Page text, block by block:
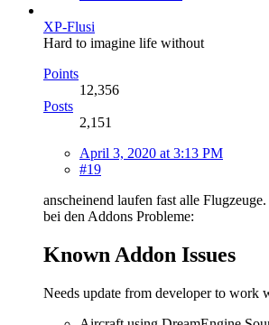
XP-Flusi
Hard to imagine life without
Points
12,356
Posts
2,151
April 3, 2020 at 3:13 PM
#19
anscheinend laufen fast alle
bei den Addons Probleme:
Known Addon Issues
Needs update from developer to work